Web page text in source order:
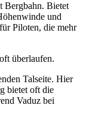
Bergbahn. Bietet
und
Piloten, die mehr
überlaufen.
Talseite. Hier
bietet oft die
Vaduz bei